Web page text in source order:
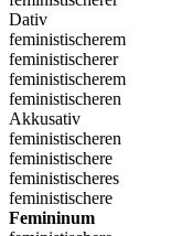
Dativ
feministischerem
feministischerer
feministischerem
feministischeren
Akkusativ
feministischeren
feministischere
feministischeres
feministischere
Femininum